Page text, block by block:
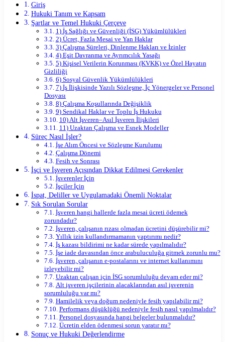
Giriş
Hukuki Tanım ve Kapsam
Şartlar ve Temel Hukuki Çerçeve
1) İş Sağlığı ve Güvenliği (İSG) Yükümlülükleri
2) Ücret, Fazla Mesai ve Yan Haklar
3) Çalışma Süreleri, Dinlenme Hakları ve İzinler
4) Eşit Davranma ve Ayrımcılık Yasağı
5) Kişisel Verilerin Korunması (KVKK) ve Özel Hayatın
Gizliliği
6) Sosyal Güvenlik Yükümlülükleri
7) İş İlişkisinde Yazılı Sözleşme, İç Yönergeler ve Personel
Dosyası
8) Çalışma Koşullarında Değişiklik
9) Sendikal Haklar ve Toplu İş Hukuku
10) Alt İşveren–Asıl İşveren İlişkileri
11) Uzaktan Çalışma ve Esnek Modeller
Süreç Nasıl İşler?
İşe Alım Öncesi ve Sözleşme Kurulumu
Çalışma Dönemi
Fesih ve Sonrası
İşçi ve İşveren Açısından Dikkat Edilmesi Gerekenler
İşverenler İçin
İşçiler İçin
İspat, Deliller ve Uygulamadaki Önemli Noktalar
Sık Sorulan Sorular
İşveren hangi hallerde fazla mesai ücreti ödemek
zorundadır?
İşveren, çalışanın rızası olmadan ücretini düşürebilir mi?
Yıllık izin kullandırmamanın yaptırımı nedir?
İş kazası bildirimi ne kadar sürede yapılmalıdır?
İşe iade davasından önce arabuluculuğa gitmek zorunlu mu?
İşveren, çalışanın e-postalarını ve internet kullanımını
izleyebilir mi?
Uzaktan çalışan için İSG sorumluluğu devam eder mi?
Alt işveren işçilerinin alacaklarından asıl işverenin
sorumluluğu var mı?
Hamilelik veya doğum nedeniyle fesih yapılabilir mi?
Performans düşüklüğü nedeniyle fesih nasıl yapılmalıdır?
Personel dosyasında hangi belgeler bulunmalıdır?
Ücretin elden ödenmesi sorun yaratır mı?
Sonuç ve Hukuki Değerlendirme